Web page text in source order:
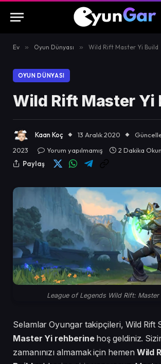
Ev » Oyun Dünyası » Wild Rift Master Yi Build
OYUN DÜNYASI
Wild Rift Master Yi
Kaan Koç 13 Aralık 2020
2023
Yorum yapılmamış
2 Dakika
Paylaş
League of Legends Wild Rift: Master
Selamlar Oyungar takipçileri, Wild Rift
Master Yi rehberinehoş geldiniz.
zamanınızı almamak için hemen Wild